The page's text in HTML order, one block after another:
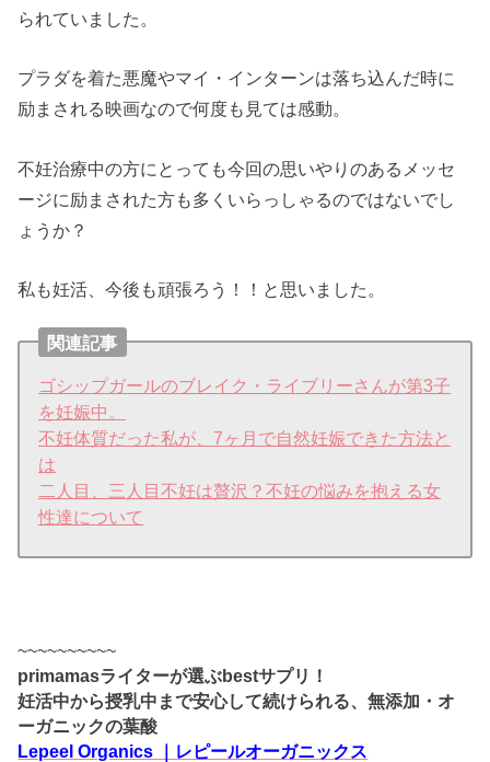
られていました。
プラダを着た悪魔やマイ・インターンは落ち込んだ時に
励まされる映画なので何度も見ては感動。
不妊治療中の方にとっても今回の思いやりのあるメッセ
ージに励まされた方も多くいらっしゃるのではないでし
ょうか？
私も妊活、今後も頑張ろう！！と思いました。
関連記事
ゴシップガールのブレイク・ライブリーさんが第3子
を妊娠中。
不妊体質だった私が、7ヶ月で自然妊娠できた方法と
は
二人目、三人目不妊は贅沢？不妊の悩みを抱える女
性達について
~~~~~~~~~~
primamasライターが選ぶbestサプリ！
妊活中から授乳中まで安心して続けられる、無添加・オ
ーガニックの葉酸
Lepeel Organics ｜レピールオーガニックス